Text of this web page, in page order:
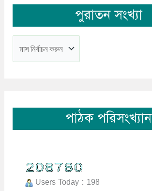
পুরাতন সংখ্যা
পাঠক পরিসংখ্যান
Users Today : 198